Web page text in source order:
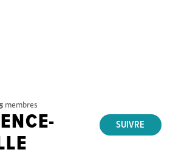
membres
SUIVRE